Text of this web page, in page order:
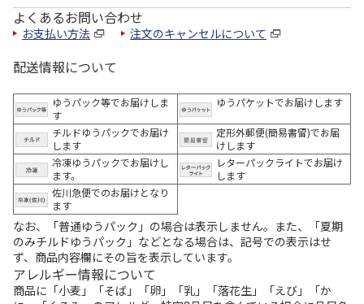
よくあるお問い合わせ
お支払い方法 注文のキャンセルについて
配送情報について
ゆうパック等でお届けしま
す
ゆうパケットでお届けします
チルドゆうパックでお届け
します
定形外郵便(簡易書留)でお届
けします
冷凍ゆうパックでお届けし
ます。
レターパックライトでお届け
します
佐川急便でのお届けとなり
ます
なお、「普通ゆうパック」の場合は表示しません。また、「夏期
のみチルドゆうパック」などとなる場合は、記号での表示はせ
ず、商品内容欄にその旨を表示しています。
アレルギー情報について
商品に「小麦」「そば」「卵」「乳」「落花生」「えび」「か